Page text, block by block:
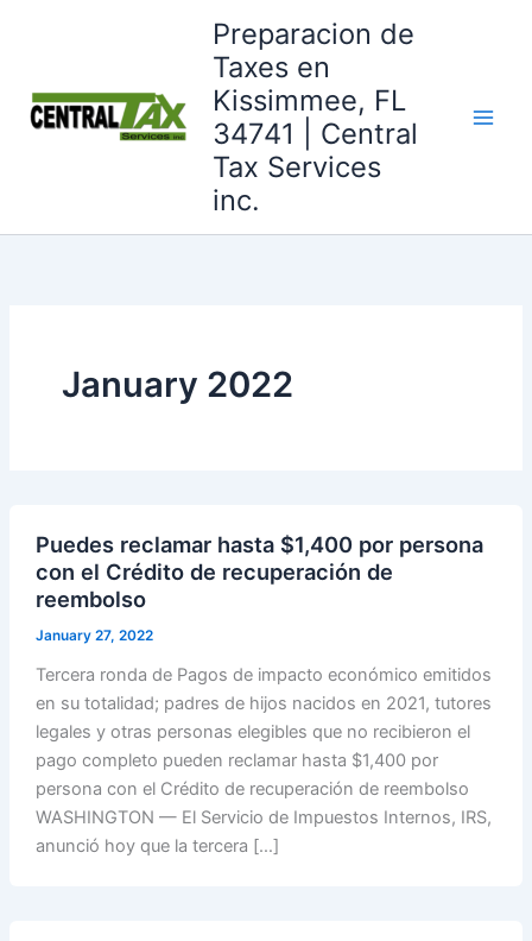
Preparacion de
Taxes en
Kissimmee, FL
34741 | Central
Tax Services
inc.
January 2022
Puedes reclamar hasta $1,400 por persona
con el Crédito de recuperación de
reembolso
January 27, 2022
Tercera ronda de Pagos de impacto económico emitidos
en su totalidad; padres de hijos nacidos en 2021, tutores
legales y otras personas elegibles que no recibieron el
pago completo pueden reclamar hasta $1,400 por
persona con el Crédito de recuperación de reembolso
WASHINGTON — El Servicio de Impuestos Internos, IRS,
anunció hoy que la tercera […]